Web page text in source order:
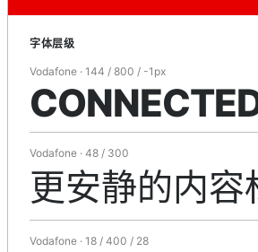
字体层级
Vodafone · 144 / 800 / -1px
Vodafone · 48 / 300
更安静的内容
Vodafone · 18 / 400 / 28